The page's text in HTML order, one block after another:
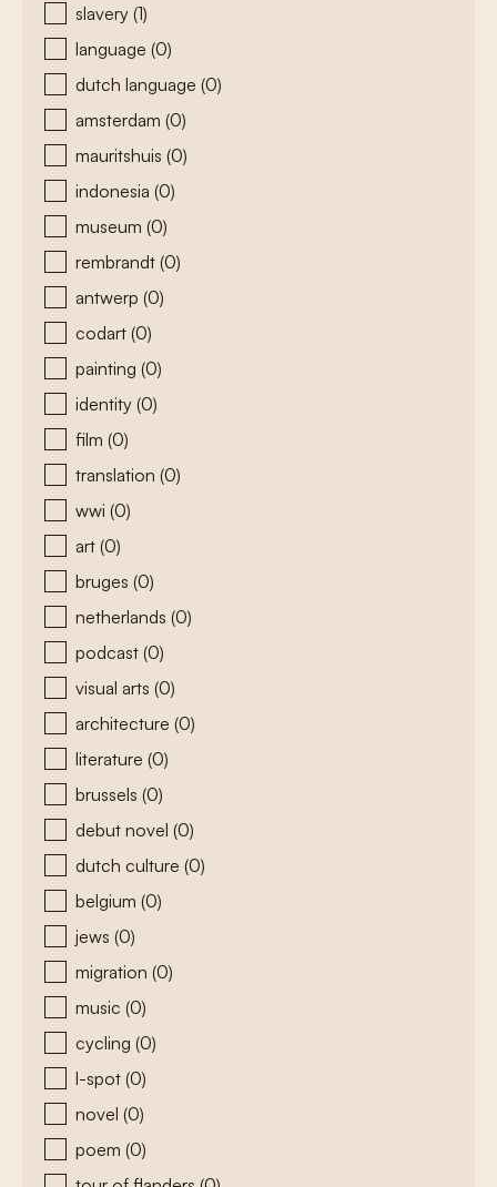
slavery (1)
language (0)
dutch language (0)
amsterdam (0)
mauritshuis (0)
indonesia (0)
museum (0)
rembrandt (0)
antwerp (0)
codart (0)
painting (0)
identity (0)
film (0)
translation (0)
wwi (0)
art (0)
bruges (0)
netherlands (0)
podcast (0)
visual arts (0)
architecture (0)
literature (0)
brussels (0)
debut novel (0)
dutch culture (0)
belgium (0)
jews (0)
migration (0)
music (0)
cycling (0)
l-spot (0)
novel (0)
poem (0)